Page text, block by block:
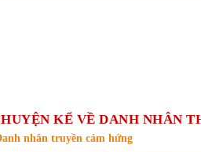
KỂ VỀ DANH NHÂN
nhân truyền cảm hứng